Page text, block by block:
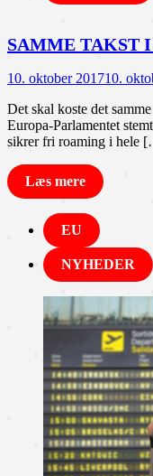
SAMME TAKST
10. oktober 201710.
Det skal koste det
Europa-Parlamentet
sikrer fri roaming i hele
Læs mere
EU
NYHEDER